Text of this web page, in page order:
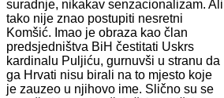
suradnje, nikakav senzacionalizam. Ali
tako nije znao postupiti nesretni
Komšić. Imao je obraza kao član
predsjedništva BiH čestitati Uskrs
kardinalu Puljiću, gurnuvši u stranu da
ga Hrvati nisu birali na to mjesto koje
je zauzeo u njihovo ime. Slično su se